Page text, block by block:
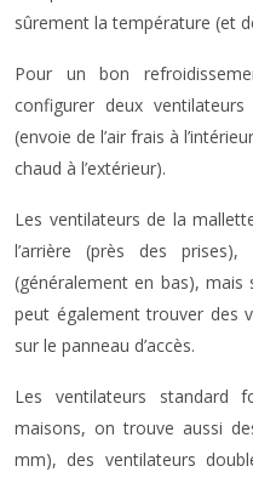
sûrement la température (et
Pour un bon
configurer deux
(envoie de l’air frais à
chaud à l’extérieur).
Les ventilateurs de la
l’arrière (près des
(généralement en bas),
peut également trouver des
sur le panneau d’accès.
Les ventilateurs standard
maisons, on trouve aussi
mm), des ventilateurs